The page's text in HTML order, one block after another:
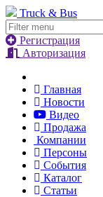
Truck & Bus
Регистрация
Авторизация
Главная
Новости
Видео
Продажа
Компании
Персоны
События
Каталог
Статьи